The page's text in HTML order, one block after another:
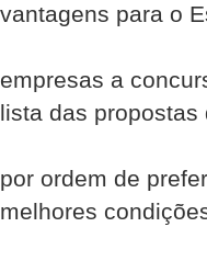
vantagens para o
empresas a
lista das
por ordem de
melhores